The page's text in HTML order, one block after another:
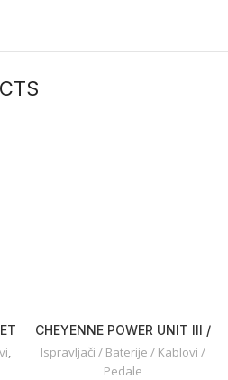
CHEYENNE POWER UNIT III /
Beskontaktne kontrole /
Napajanje
Ispravljači / Baterije / Kablovi /
Pedale